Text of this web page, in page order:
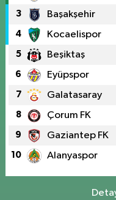
3 Başakşehir
4 Kocaelispor
5 Beşiktaş
6 Eyüpspor
7 Galatasaray
8 Çorum FK
9 Gaziantep FK
10 Alanyaspor